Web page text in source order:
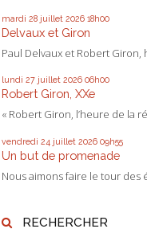
mardi 28 juillet 2026 18h00
Delvaux et Giron
Paul Delvaux et Robert Giron,
lundi 27 juillet 2026 06h00
Robert Giron, XXe
« Robert Giron, l’heure de la
vendredi 24 juillet 2026 09h55
Un but de promenade
Nous aimons faire le tour des
RECHERCHER